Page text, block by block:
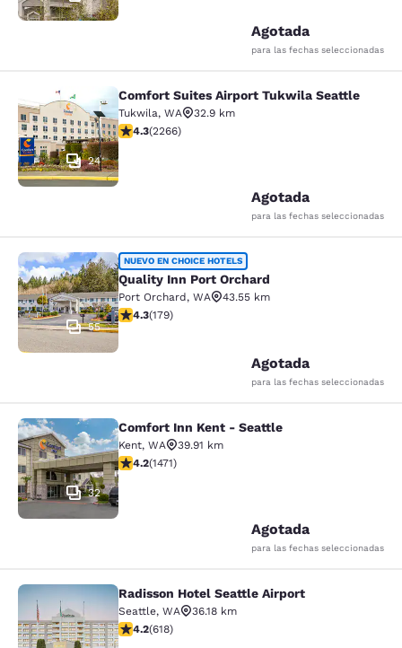
Agotada
para las fechas seleccionadas
Comfort Suites Airport Tukwila
24
Comfort Suites Airport Tukwila Seattle
Tukwila, WA
32.9 km
Calificación de 4.3 estrellas. Excelente. 2266 reseñas
4.3(2266)
Agotada
para las fechas seleccionadas
Quality Inn Port Orchard
55
NUEVO EN CHOICE HOTELS
Quality Inn Port Orchard
Port Orchard, WA
43.55 km
Calificación de 4.27 estrellas. Excelente. 179 reseñas
4.3(179)
Agotada
para las fechas seleccionadas
Comfort Inn Kent - Seattle
32
Comfort Inn Kent - Seattle
Kent, WA
39.91 km
Calificación de 4.22 estrellas. Excelente. 1471 reseñas
4.2(1471)
Agotada
para las fechas seleccionadas
Radisson Hotel Seattle Airport
Radisson Hotel Seattle Airport
Seattle, WA
36.18 km
Calificación de 4.17 estrellas. Muy bueno. 618 reseñas
4.2(618)